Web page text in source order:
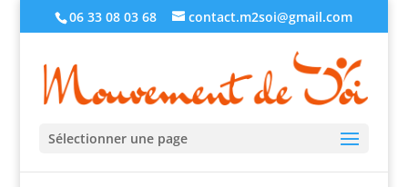
06 33 08 03 68 contact.m2soi@gmail.com
Sélectionner une page